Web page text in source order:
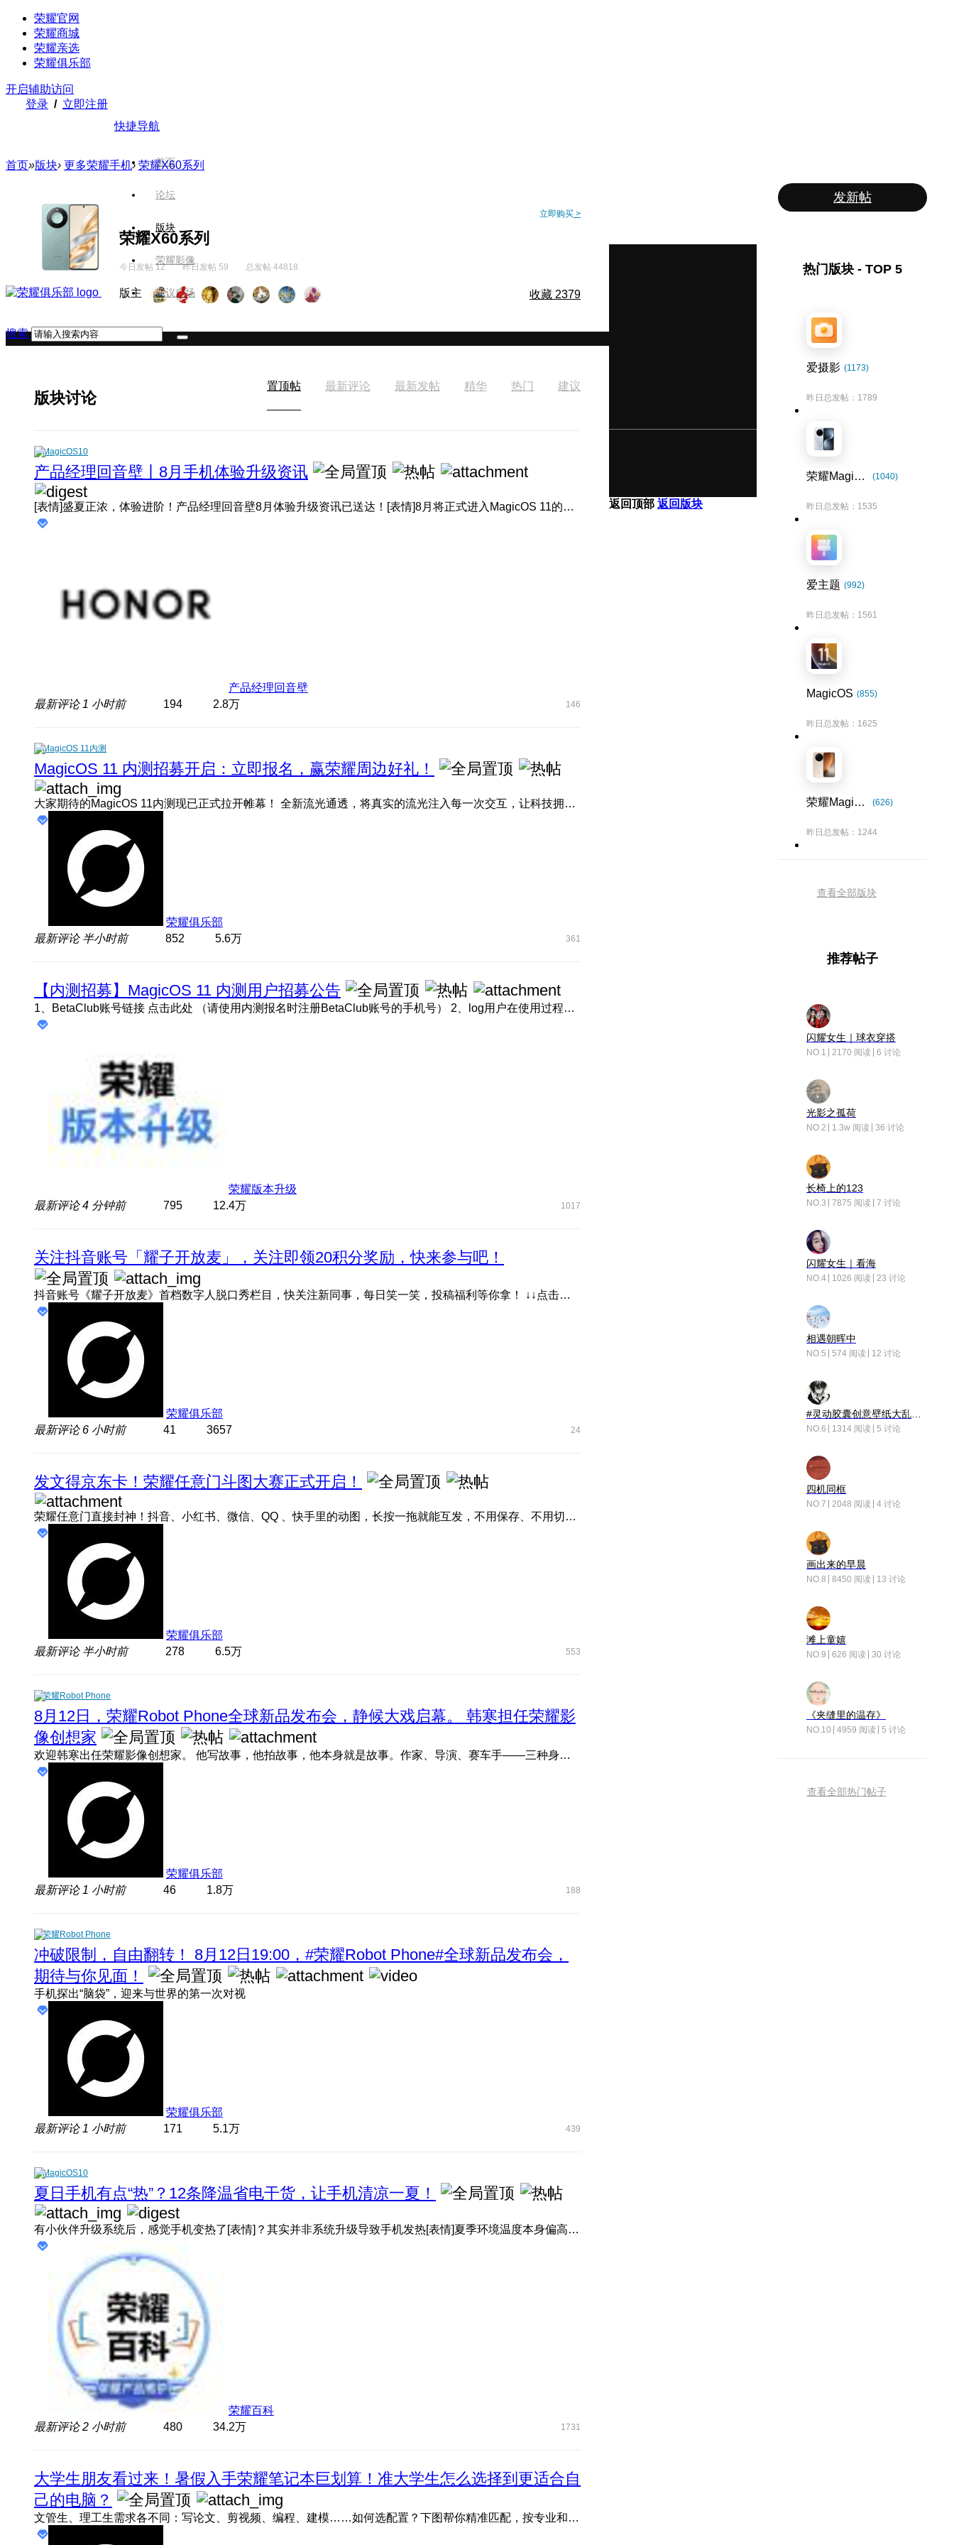
荣耀官网
荣耀商城
荣耀亲选
荣耀俱乐部
开启辅助访问
登录 / 立即注册
快捷导航
首页
论坛
版块
荣耀影像
建议广场
搜索
首页»版块› 更多荣耀手机› 荣耀X60系列
荣耀X60系列
立即购买 >
今日发帖 12 昨日发帖 59 总发帖 44818
版主 收藏 2379
版块讨论
置顶帖 最新评论 最新发帖 精华 热门 建议
MagicOS10
产品经理回音壁丨8月手机体验升级资讯
[表情]盛夏正浓，体验进阶！产品经理回音壁8月体验升级资讯已送达！[表情]8月将正式进入MagicOS 11的升级节奏，内 ...
产品经理回音壁
最新评论 1 小时前 194 2.8万 146
MagicOS 11内测
MagicOS 11 内测招募开启：立即报名，赢荣耀周边好礼！
大家期待的MagicOS 11内测现已正式拉开帷幕！ 全新流光通透，将真实的流光注入每一次交互，让科技拥有呼吸的灵动 ...
荣耀俱乐部
最新评论 半小时前 852 5.6万 361
【内测招募】MagicOS 11 内测用户招募公告
1、BetaClub账号链接 点击此处 （请使用内测报名时注册BetaClub账号的手机号） 2、log用户在使用过程中如遇问题 ...
荣耀版本升级
最新评论4 分钟前 795 12.4万 1017
关注抖音账号「耀子开放麦」，关注即领20积分奖励，快来参与吧！
抖音账号《耀子开放麦》首档数字人脱口秀栏目，快关注新同事，每日笑一笑，投稿福利等你拿！ ↓↓点击下方图片或 ...
荣耀俱乐部
最新评论 6 小时前 41 3657 24
发文得京东卡！荣耀任意门斗图大赛正式开启！
荣耀任意门直接封神！抖音、小红书、微信、QQ 、快手里的动图，长按一拖就能互发，不用保存、不用切软件，评论区 ...
荣耀俱乐部
最新评论 半小时前 278 6.5万 553
荣耀Robot Phone
8月12日，荣耀Robot Phone全球新品发布会，静候大戏启幕。 韩寒担任荣耀影
像创想家
欢迎韩寒出任荣耀影像创想家。 他写故事，他拍故事，他本身就是故事。作家、导演、赛车手——三种身份从未定义他 ...
荣耀俱乐部
最新评论 1 小时前 46 1.8万 188
荣耀Robot Phone
冲破限制，自由翻转！ 8月12日19:00，#荣耀Robot Phone#全球新品发布会，
期待与你见面！
手机探出“脑袋”，迎来与世界的第一次对视
荣耀俱乐部
最新评论 1 小时前 171 5.1万 439
MagicOS10
夏日手机有点“热”？12条降温省电干货，让手机清凉一夏！
有小伙伴升级系统后，感觉手机变热了[表情]？其实并非系统升级导致手机发热[表情]夏季环境温度本身偏高[表情]️， ...
荣耀百科
最新评论2 小时前 480 34.2万 1731
大学生朋友看过来！暑假入手荣耀笔记本巨划算！准大学生怎么选择到更适合自
己的电脑？
文管生、理工生需求各不同：写论文、剪视频、编程、建模……如何选配置？下图帮你精准匹配，按专业和预算轻松抄作 ...
发新帖
热门版块 - TOP 5
爱摄影 (1173)
昨日总发帖：1789
荣耀Magic7系列 (1040)
昨日总发帖：1535
爱主题 (992)
昨日总发帖：1561
MagicOS (855)
昨日总发帖：1625
荣耀Magic8系列 (626)
昨日总发帖：1244
查看全部版块
推荐帖子
闪耀女生｜球衣穿搭
NO.1 2170 阅读 6 讨论
光影之孤荷
NO.2 1.3w 阅读 36 讨论
长椅上的123
NO.3 7875 阅读 7 讨论
闪耀女生｜看海
NO.4 1026 阅读 23 讨论
相遇朝晖中
NO.5 574 阅读 12 讨论
NO.6 1314 阅读 5 讨论
四机同框
NO.7 2048 阅读 4 讨论
画出来的早晨
NO.8 8450 阅读 13 讨论
滩上童嬉
NO.9 626 阅读 30 讨论
《夹缝里的温存》
NO.10 4959 阅读 5 讨论
查看全部热门帖子
返回顶部 返回版块